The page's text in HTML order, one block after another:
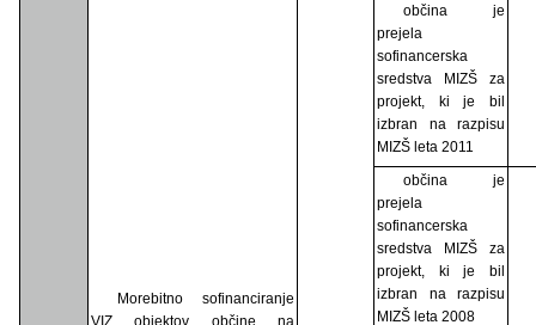
Morebitno sofinanciranje
VIZ objektov občine na
občina je
prejela
sofinancerska
sredstva MIZŠ za
projekt, ki je bil
izbran na razpisu
MIZŠ leta 2011
občina je
prejela
sofinancerska
sredstva MIZŠ za
projekt, ki je bil
izbran na razpisu
MIZŠ leta 2008